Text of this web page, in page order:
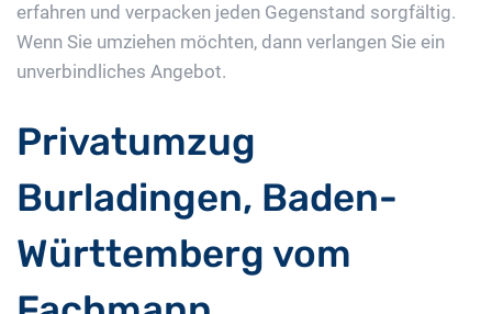
erfahren und verpacken jeden Gegenstand sorgfältig.
Wenn Sie umziehen möchten, dann verlangen Sie ein
unverbindliches Angebot.
Privatumzug
Burladingen, Baden-
Württemberg vom